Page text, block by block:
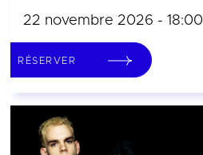
22 novembre 2026 - 18:00
RÉSERVER